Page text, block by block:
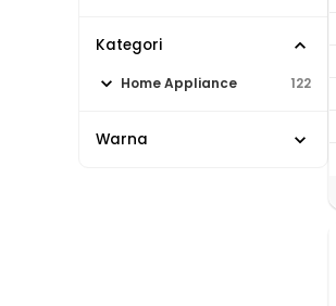
Kategori
Home Appliance 122
Warna